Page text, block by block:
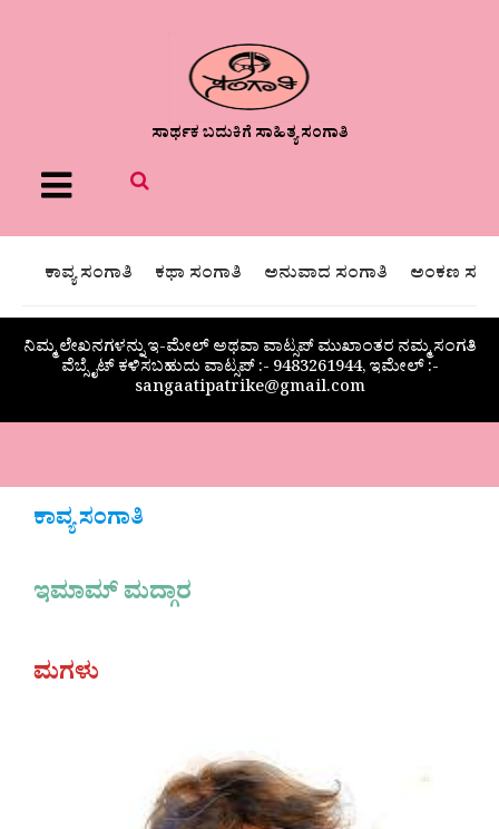
ಸಾರ್ಥಕ ಬದುಕಿಗೆ ಸಾಹಿತ್ಯ ಸಂಗಾತಿ
Menu
ಕಾವ್ಯ ಸಂಗಾತಿ ಕಥಾ ಸಂಗಾತಿ ಅನುವಾದ ಸಂಗಾತಿ ಅಂಕಣ
ನಿಮ್ಮ ಲೇಖನಗಳನ್ನು ಇ-ಮೇಲ್ ಅಥವಾ ವಾಟ್ಸಪ್ ಮುಖಾಂತರ ನಮ್ಮ ಸಂಗತಿ
ವೆಬ್ಸೈಟ್ ಕಳಿಸಬಹುದು ವಾಟ್ಸಪ್‌ :- 9483261944, ಇಮೇಲ್ :-
sangaatipatrike@gmail.com
ಕಾವ್ಯ ಸಂಗಾತಿ
ಇಮಾಮ್ ಮದ್ಗಾರ
ಮಗಳು